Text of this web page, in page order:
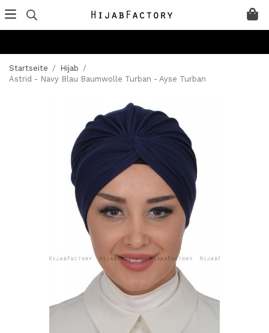
Startseite / Hijab /
Astrid - Navy Blau Baumwolle Turban - Ayse Turban